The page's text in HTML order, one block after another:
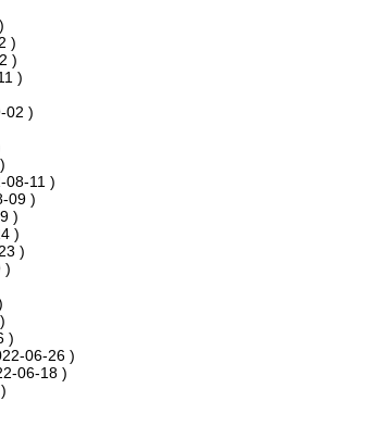
)
)
)
02 )
08-11 )
09 )
)
)
)
)
)
06-26 )
06-18 )